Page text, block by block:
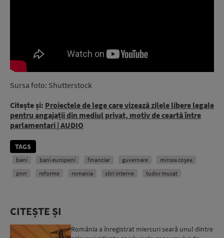
Sursa foto: Shutterstock
Citește și: Proiectele de lege care vizează zilele libere legale
pentru angajații din mediul privat, motiv de ceartă între
parlamentari | AUDIO
TAGS
bani bani europeni financiar guvernare
mircea coșea
pnrr
reforme romania stiri interne tudor musat
CITEȘTE ȘI
România a înregistrat miercuri seară unul dintre